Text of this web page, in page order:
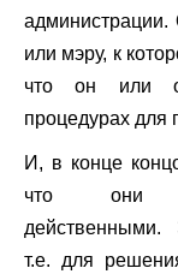
администрации.
или мэру, к
что он или
процедурах для
И, в конце
что они
т.е. для